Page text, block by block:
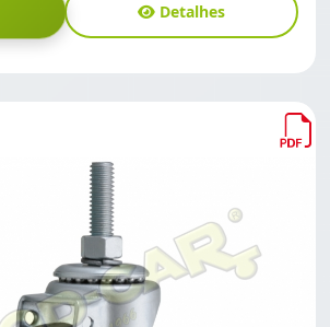
Detalhes